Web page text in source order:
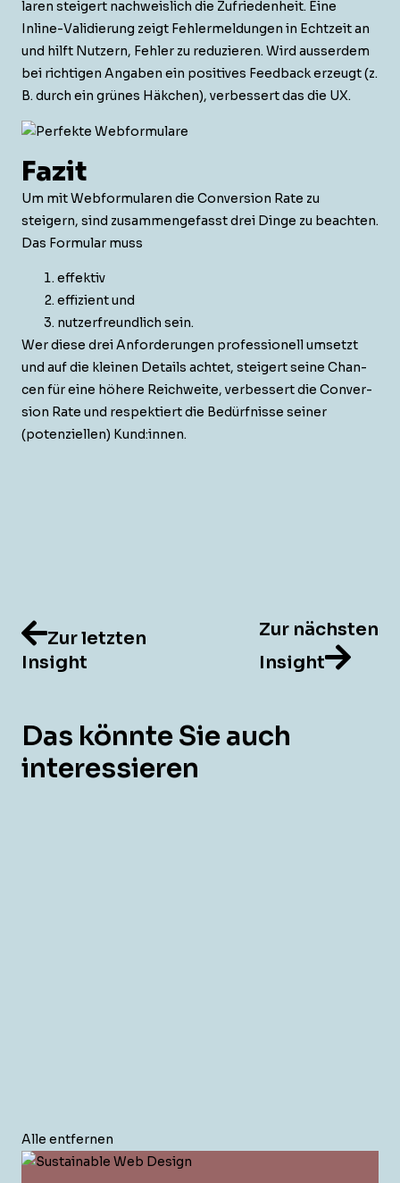
la­ren steigert nach­weis­lich die Zufrieden­heit. Eine
Inline-Vali­dierung zeigt Fehler­mel­dun­gen in Echtzeit an
und hil­ft Nutzern, Fehler zu reduzieren. Wird ausser­dem
bei richti­gen Angaben ein pos­i­tives Feed­back erzeugt (z.
B. durch ein grünes Häkchen), verbessert das die UX.
Fazit
Um mit Web­for­mu­la­ren die Con­ver­sion Rate zu
steigern, sind zusam­menge­fasst drei Dinge zu beacht­en.
Das For­mu­lar muss
effektiv
effizient und
nutzer­fre­undlich sein.
Wer diese drei Anforderun­gen pro­fes­sionell umset­zt
und auf die kleinen Details achtet, steigert seine Chan­
cen für eine höhere Reich­weite, verbessert die Con­ver­
sion Rate und respek­tiert die Bedürfnisse sein­er
(poten­ziellen) Kund:innen.
Zur letzten
Insight
Zur nächsten
Insight
Das könnte Sie auch
interessieren
Alle entfernen